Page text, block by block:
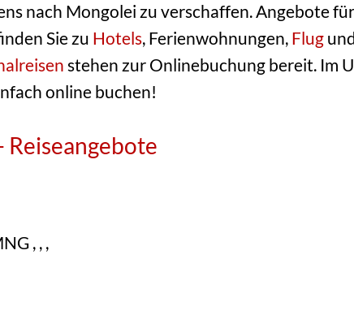
nach Mongolei zu verschaffen. Angebote
Sie zu Hotels, Ferienwohnungen,Flug
stehen zur Onlinebuchung bereit. Im
online buchen!
Reiseangebote
, , ,